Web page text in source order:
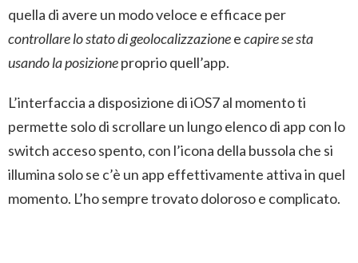
quella di avere un modo veloce e efficace per
controllare lo stato di geolocalizzazioneecapire se sta
usando la posizioneproprio quell’app.
L’interfaccia a disposizione di iOS7 al momento ti
permette solo di scrollare un lungo elenco di app con lo
switch acceso spento, con l’icona della bussola che si
illumina solo se c’è un app effettivamente attiva in quel
momento. L’ho sempre trovato doloroso e complicato.